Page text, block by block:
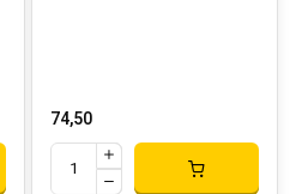
74,50